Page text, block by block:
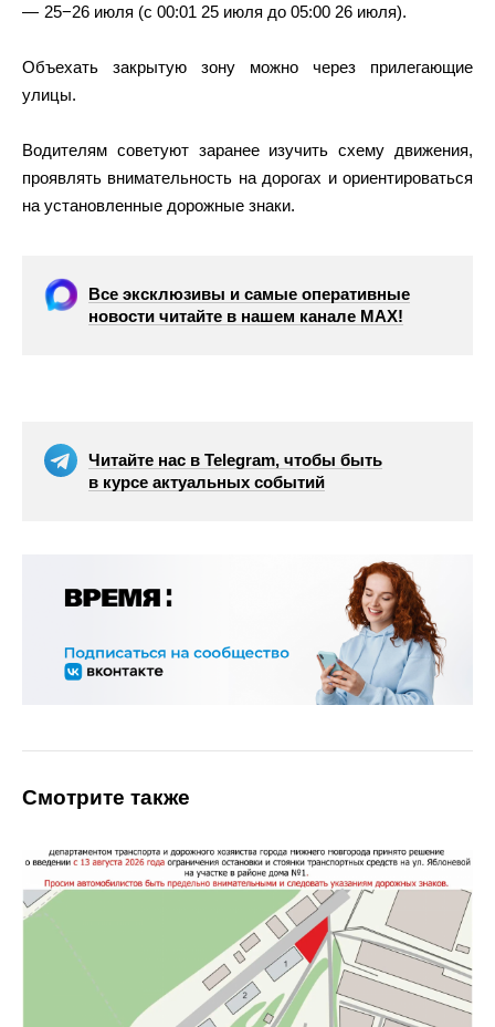
25−26 июля (с 00:01 25 июля до 05:00 26 июля).
Объехать закрытую зону можно через прилегающие
улицы.
Водителям советуют заранее изучить схему движения,
проявлять внимательность на дорогах и ориентироваться
на установленные дорожные знаки.
Все эксклюзивы и самые оперативные
новости читайте в нашем канале МАХ!
Читайте нас в Telegram, чтобы быть
в курсе актуальных событий
Смотрите также